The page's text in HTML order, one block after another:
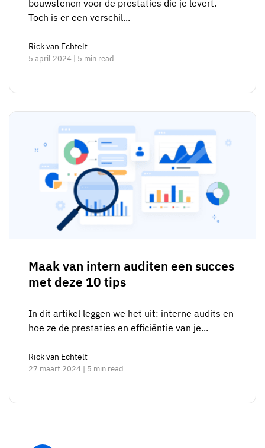
bouwstenen voor de prestaties die je levert.
Toch is er een verschil...
Rick van Echtelt
5 april 2024 | 5 min read
Maak van intern auditen een succes
met deze 10 tips
In dit artikel leggen we het uit: interne audits en
hoe ze de prestaties en efficiëntie van je...
Rick van Echtelt
27 maart 2024 | 5 min read